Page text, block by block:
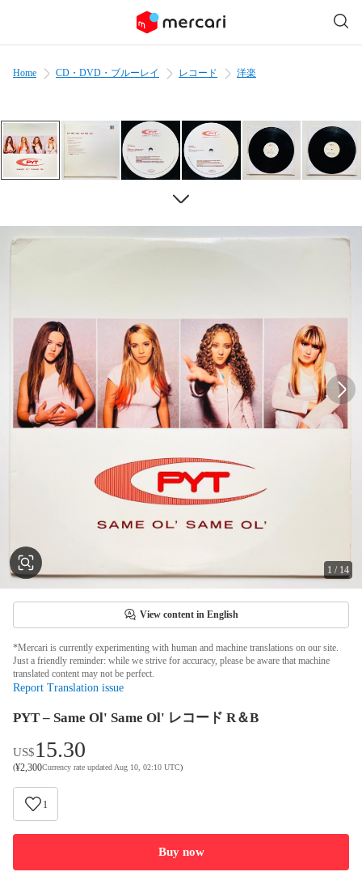
Home CD・DVD・ブルーレイ レコード 洋楽
1 / 14
View content in English
*Mercari is currently experimenting with human and machine translations on our site.
Just a friendly reminder: while we strive for accuracy, please be aware that machine
translated content may not be perfect.
Report Translation issue
PYT – Same Ol' Same Ol' レコード R＆B
US$15.30
(¥2,300Currency rate updated Aug 10, 02:10 UTC)
1
Buy now